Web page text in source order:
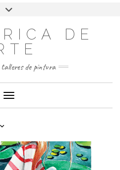
DE
de pintura
Cambiar modo de navegación